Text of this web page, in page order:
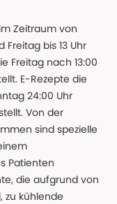
Zeitraum von
bis 13 Uhr
Freitag nach 13:00
E-Rezepte die
24:00 Uhr
Von der
sind spezielle
Patienten
die aufgrund von
zu kühlende